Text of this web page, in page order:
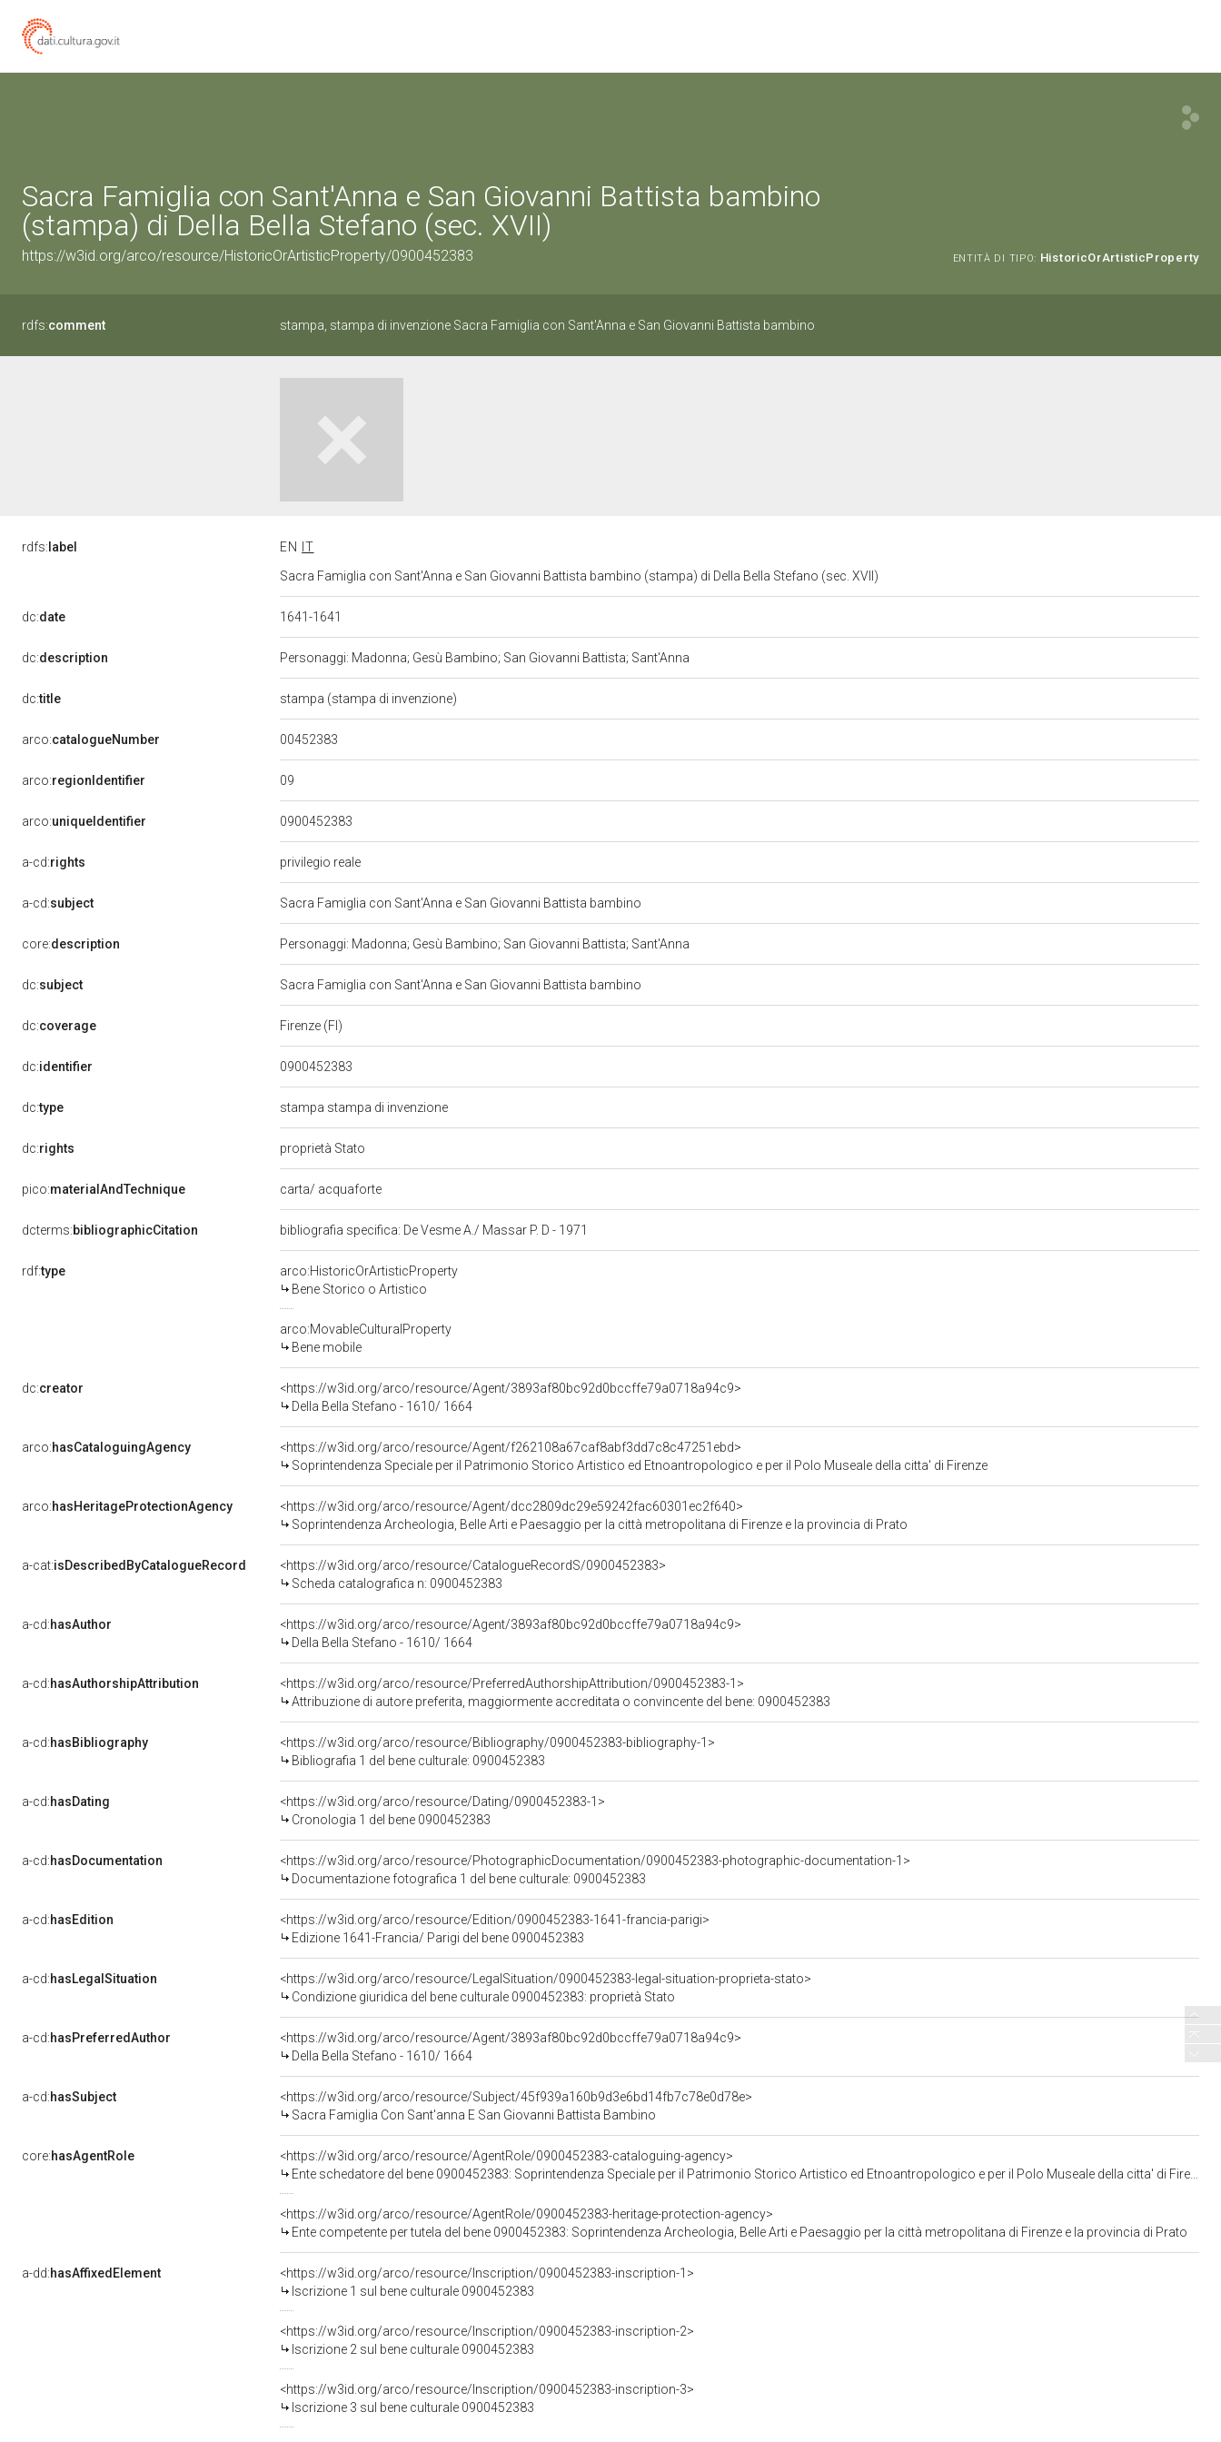
Sacra Famiglia con Sant'Anna e San Giovanni Battista bambino
(stampa) di Della Bella Stefano (sec. XVII)
https://w3id.org/arco/resource/HistoricOrArtisticProperty/0900452383 ENTITÀ DI TIPO: HistoricOrArtisticProperty
rdfs:comment stampa, stampa di invenzione Sacra Famiglia con Sant'Anna e San Giovanni Battista bambino
rdfs: label EN
IT
Sacra Famiglia con Sant'Anna e San Giovanni Battista bambino (stampa) di Della Bella Stefano (sec. XVII)
dc:date 1641-1641
dc:description Personaggi: Madonna; Gesù Bambino; San Giovanni Battista; Sant'Anna
dc:title stampa (stampa di invenzione)
arco:catalogueNumber 00452383
arco:regionIdentifier 09
arco:uniqueIdentifier 0900452383
a-cd:rights privilegio reale
a-cd:subject Sacra Famiglia con Sant'Anna e San Giovanni Battista bambino
core:description Personaggi: Madonna; Gesù Bambino; San Giovanni Battista; Sant'Anna
dc:subject Sacra Famiglia con Sant'Anna e San Giovanni Battista bambino
dc:coverage Firenze (FI)
dc:identifier 0900452383
dc:type stampa stampa di invenzione
dc:rights proprietà Stato
pico:materialAndTechnique carta/ acquaforte
dcterms:bibliographicCitation bibliografia specifica: De Vesme A./ Massar P. D - 1971
rdf:type
arco:HistoricOrArtisticProperty
Bene Storico o Artistico
arco:MovableCulturalProperty
Bene mobile
dc:creator
<https://w3id.org/arco/resource/Agent/3893af80bc92d0bccffe79a0718a94c9>
Della Bella Stefano - 1610/ 1664
arco:hasCataloguingAgency
<https://w3id.org/arco/resource/Agent/f262108a67caf8abf3dd7c8c47251ebd>
Soprintendenza Speciale per il Patrimonio Storico Artistico ed Etnoantropologico e per il Polo Museale della citta' di Firenze
arco:hasHeritageProtectionAgency
<https://w3id.org/arco/resource/Agent/dcc2809dc29e59242fac60301ec2f640>
Soprintendenza Archeologia, Belle Arti e Paesaggio per la città metropolitana di Firenze e la provincia di Prato
a-cat:isDescribedByCatalogueRecord
<https://w3id.org/arco/resource/CatalogueRecordS/0900452383>
Scheda catalografica n: 0900452383
a-cd:hasAuthor
<https://w3id.org/arco/resource/Agent/3893af80bc92d0bccffe79a0718a94c9>
Della Bella Stefano - 1610/ 1664
a-cd:hasAuthorshipAttribution
<https://w3id.org/arco/resource/PreferredAuthorshipAttribution/0900452383-1>
Attribuzione di autore preferita, maggiormente accreditata o convincente del bene: 0900452383
a-cd:hasBibliography
<https://w3id.org/arco/resource/Bibliography/0900452383-bibliography-1>
Bibliografia 1 del bene culturale: 0900452383
a-cd:hasDating
<https://w3id.org/arco/resource/Dating/0900452383-1>
Cronologia 1 del bene 0900452383
a-cd:hasDocumentation
<https://w3id.org/arco/resource/PhotographicDocumentation/0900452383-photographic-documentation-1>
Documentazione fotografica 1 del bene culturale: 0900452383
a-cd:hasEdition
<https://w3id.org/arco/resource/Edition/0900452383-1641-francia-parigi>
Edizione 1641-Francia/ Parigi del bene 0900452383
a-cd:hasLegalSituation
<https://w3id.org/arco/resource/LegalSituation/0900452383-legal-situation-proprieta-stato>
Condizione giuridica del bene culturale 0900452383: proprietà Stato
a-cd:hasPreferredAuthor
<https://w3id.org/arco/resource/Agent/3893af80bc92d0bccffe79a0718a94c9>
Della Bella Stefano - 1610/ 1664
a-cd:hasSubject
<https://w3id.org/arco/resource/Subject/45f939a160b9d3e6bd14fb7c78e0d78e>
Sacra Famiglia Con Sant'anna E San Giovanni Battista Bambino
core:hasAgentRole
<https://w3id.org/arco/resource/AgentRole/0900452383-cataloguing-agency>
Ente schedatore del bene 0900452383: Soprintendenza Speciale per il Patrimonio Storico Artistico ed Etnoantropologico e per il Polo Museale della citta' di Firenze
<https://w3id.org/arco/resource/AgentRole/0900452383-heritage-protection-agency>
Ente competente per tutela del bene 0900452383: Soprintendenza Archeologia, Belle Arti e Paesaggio per la città metropolitana di Firenze e la provincia di Prato
a-dd:hasAffixedElement
<https://w3id.org/arco/resource/Inscription/0900452383-inscription-1>
Iscrizione 1 sul bene culturale 0900452383
<https://w3id.org/arco/resource/Inscription/0900452383-inscription-2>
Iscrizione 2 sul bene culturale 0900452383
<https://w3id.org/arco/resource/Inscription/0900452383-inscription-3>
Iscrizione 3 sul bene culturale 0900452383